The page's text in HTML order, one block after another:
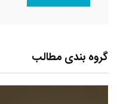
گروه بندی مطالب